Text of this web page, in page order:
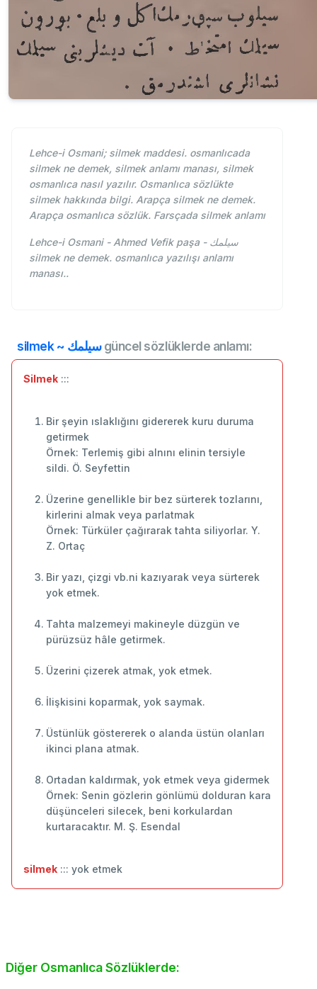
Lehce-i Osmani; silmek maddesi. osmanlıcada
silmek ne demek, silmek anlamı manası, silmek
osmanlıca nasıl yazılır. Osmanlıca sözlükte
silmek hakkında bilgi. Arapça silmek ne demek.
Arapça osmanlıca sözlük. Farsçada silmek anlamı
Lehce-i Osmani - Ahmed Vefik paşa - سيلمك
silmek ne demek. osmanlıca yazılışı anlamı
manası..
silmek ~ سيلمكgüncel sözlüklerde anlamı:
Silmek :::
Bir şeyin ıslaklığını gidererek kuru duruma
getirmek
Örnek: Terlemiş gibi alnını elinin tersiyle
sildi. Ö. Seyfettin
Üzerine genellikle bir bez sürterek tozlarını,
kirlerini almak veya parlatmak
Örnek: Türküler çağırarak tahta siliyorlar. Y.
Z. Ortaç
Bir yazı, çizgi vb.ni kazıyarak veya sürterek
yok etmek.
Tahta malzemeyi makineyle düzgün ve
pürüzsüz hâle getirmek.
Üzerini çizerek atmak, yok etmek.
İlişkisini koparmak, yok saymak.
Üstünlük göstererek o alanda üstün olanları
ikinci plana atmak.
Ortadan kaldırmak, yok etmek veya gidermek
Örnek: Senin gözlerin gönlümü dolduran kara
düşünceleri silecek, beni korkulardan
kurtaracaktır. M. Ş. Esendal
silmek ::: yok etmek
Diğer Osmanlıca Sözlüklerde: